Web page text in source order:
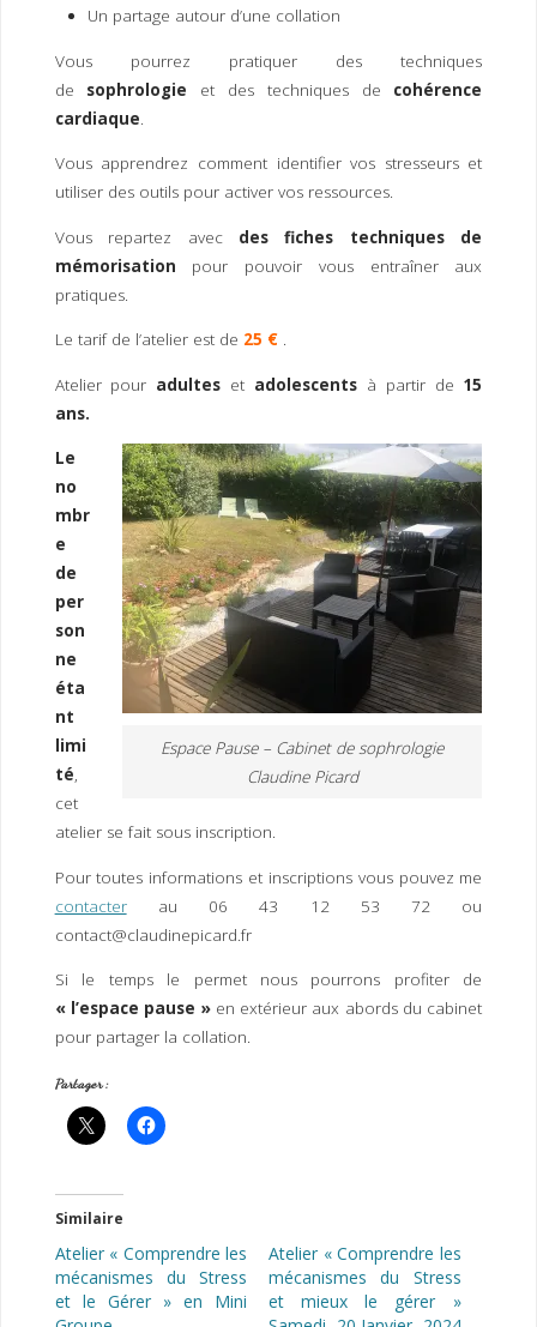
Un partage autour d’une collation
Vous pourrez pratiquer des techniques
de sophrologie et des techniques de cohérence
cardiaque.
Vous apprendrez comment identifier vos stresseurs et
utiliser des outils pour activer vos ressources.
Vous repartez avec des fiches techniques de
mémorisation pour pouvoir vous entraîner aux
pratiques.
Le tarif de l’atelier est de 25 €.
Atelier pour adultes et adolescents à partir de 15
ans.
Espace Pause – Cabinet de sophrologie
Claudine Picard
Le
no
mbr
e
de
per
son
ne
éta
nt
limi
té,
cet
atelier se fait sous inscription.
Pour toutes informations et inscriptions vous pouvez me
contacterau 06 43 12 53 72 ou
contact@claudinepicard.fr
Si le temps le permet nous pourrons profiter de
« l’espace pause »en extérieur aux abords du cabinet
pour partager la collation.
Partager :
Similaire
Atelier « Comprendre les
mécanismes du Stress
et le Gérer » en Mini
Atelier « Comprendre les
mécanismes du Stress
et mieux le gérer »